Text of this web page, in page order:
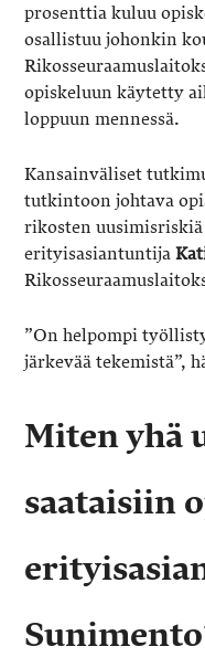
prosenttia kuluu
osallistuu johonkin
opiskeluun käytetty
loppuun mennessä.
Kansainväliset
tutkintoon johtava
rikosten
erityisasiantuntija
”On helpompi
järkevää tekemistä”,
Miten yhä
saataisiin